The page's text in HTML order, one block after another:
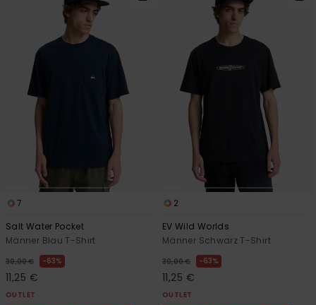
7
Salt Water Pocket
Männer Blau T-Shirt
30,00 € 63%
11,25 €
OUTLET
2
EV Wild Worlds
Männer Schwarz T-Shirt
30,00 € 63%
11,25 €
OUTLET